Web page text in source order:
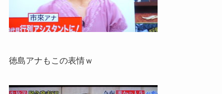
徳島アナもこの表情ｗ